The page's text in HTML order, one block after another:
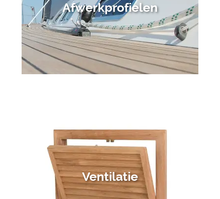
Afwerkprofielen
Ventilatie